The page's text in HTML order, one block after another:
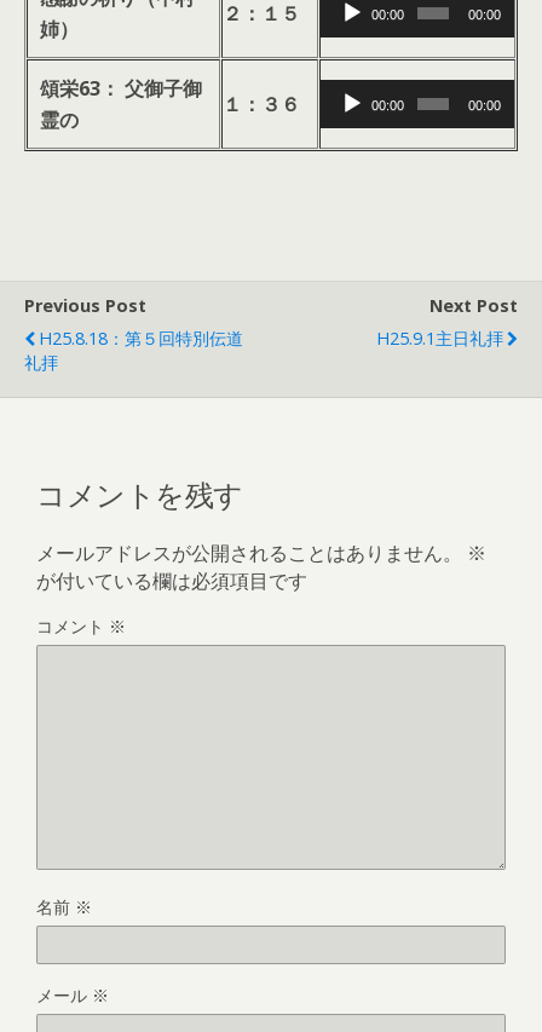
ー
姉）
２：１５
声
プ
ー
00:00 00:00
頌栄63： 父御子御
霊の
１：３６
声
プ
00:00 00:00
Previous Post
H25.8.18：第５回特別伝道
礼拝
Next Post
H25.9.1主日礼拝
コメントを残す
メールアドレスが公開されることはありません。
※
が付いている欄は必須項目です
コメント ※
名前 ※
メール ※